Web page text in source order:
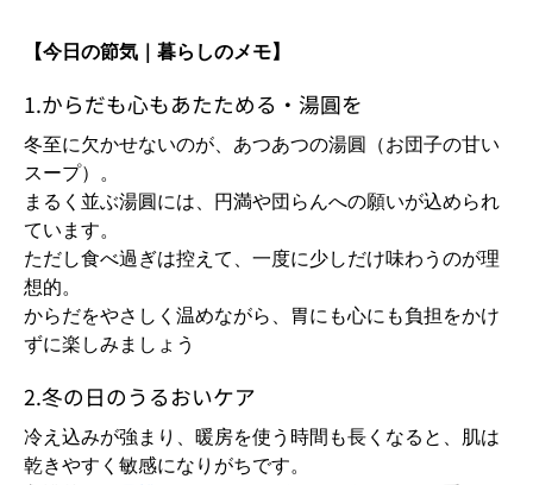
【今日の節気｜暮らしのメモ】
1.からだも心もあたためる・湯圓を
冬至に欠かせないのが、あつあつの湯圓（お団子の甘い
スープ）。
まるく並ぶ湯圓には、円満や団らんへの願いが込められ
ています。
ただし食べ過ぎは控えて、一度に少しだけ味わうのが理
想的。
からだをやさしく温めながら、胃にも心にも負担をかけ
ずに楽しみましょう
2.冬の日のうるおいケア
冷え込みが強まり、暖房を使う時間も長くなると、肌は
乾きやすく敏感になりがちです。